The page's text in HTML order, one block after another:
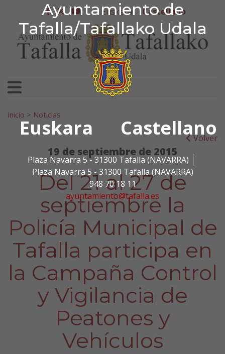
Ayuntamiento de
Tafalla/Tafallako Udala
Euskara Castellano
Plaza Navarra 5 - 31300 Tafalla (NAVARRA)
Plaza Navarra 5 - 31300 Tafalla (NAVARRA)
948 70 18 11
ayuntamiento@tafalla.es
Ir al contenido
Ayuntamiento de
facebook
twitter
youtube
Euskera Castellano
Search for:
Inicio > Noticias
Volver
19 de septiembre de 2015
Del 21 al 27 de
septiembre la
Policía Municipal de
Tafalla participa en
la Campaña Control
y Vigilancia de
Peatones y
Vehículos